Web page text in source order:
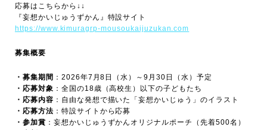
応募はこちらから↓↓
『妄想かいじゅうずかん』特設サイト
https://www.kimuragrp-mousoukaijuzukan.com
募集概要
・募集期間 ：2026年7月8日（水）～9月30日（水）予定
・応募対象 ：全国の18歳（高校生）以下の子どもたち
・応募内容 ：自由な発想で描いた「妄想かいじゅう」のイラスト
・応募方法 ：特設サイトから応募
・参加賞 ：妄想かいじゅうずかんオリジナルポーチ（先着500名）